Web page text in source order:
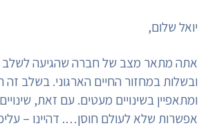
יואל שלום,
אתה מתאר מצב של חברה שהגיעה לשלב
ובשלות במחזור החיים הארגוני. בשלב זה
ומתאפיין בשינויים מעטים. עם זאת,
אפשרות שלא לעולם חוסן…. דהיינו –